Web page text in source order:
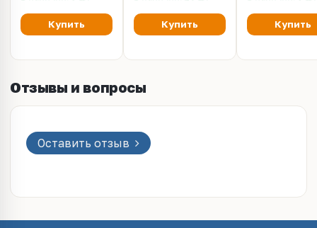
Купить Купить Купить
Отзывы и вопросы
Оставить отзыв